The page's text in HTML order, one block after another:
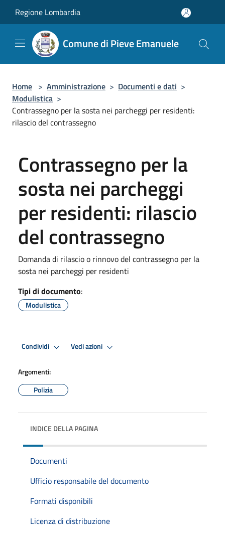
Regione Lombardia
Comune di Pieve Emanuele
Home > Amministrazione > Documenti e dati >
Modulistica >
Contrassegno per la sosta nei parcheggi per residenti:
rilascio del contrassegno
Contrassegno per la
sosta nei parcheggi
per residenti: rilascio
del contrassegno
Domanda di rilascio o rinnovo del contrassegno per la
sosta nei parcheggi per residenti
Tipi di documento:
Modulistica
Condividi Vedi azioni
Argomenti:
Polizia
INDICE DELLA PAGINA
Documenti
Ufficio responsabile del documento
Formati disponibili
Licenza di distribuzione